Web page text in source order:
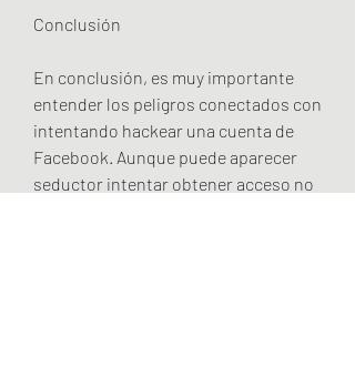
Conclusión
En conclusión, es muy importante
entender los peligros conectados con
intentando hackear una cuenta de
Facebook. Aunque puede aparecer
seductor intentar obtener acceso no